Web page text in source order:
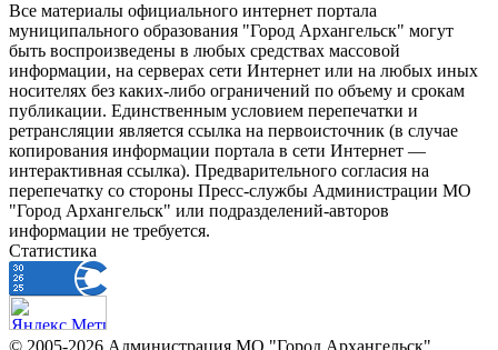
Все материалы официального интернет портала
муниципального образования "Город Архангельск" могут
быть воспроизведены в любых средствах массовой
информации, на серверах сети Интернет или на любых иных
носителях без каких-либо ограничений по объему и срокам
публикации. Единственным условием перепечатки и
ретрансляции является ссылка на первоисточник (в случае
копирования информации портала в сети Интернет —
интерактивная ссылка). Предварительного согласия на
перепечатку со стороны Пресс-службы Администрации МО
"Город Архангельск" или подразделений-авторов
информации не требуется.
Статистика
© 2005-2026 Администрация МО "Город Архангельск"